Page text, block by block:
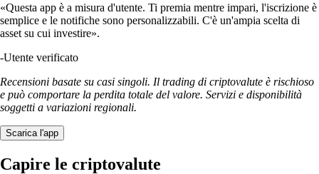
«Questa app è a misura d'utente. Ti premia mentre impari, l'iscrizione è
semplice e le notifiche sono personalizzabili. C'è un'ampia scelta di
asset su cui investire».
-Utente verificato
Recensioni basate su casi singoli. Il trading di criptovalute è rischioso
e può comportare la perdita totale del valore. Servizi e disponibilità
soggetti a variazioni regionali.
Scarica l'app
Capire le criptovalute